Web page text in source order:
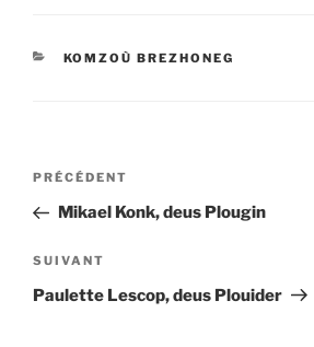
CATÉGORIES
KOMZOÙ BREZHONEG
Navigation
l’article
Article
précédent
PRÉCÉDENT
Mikael Konk, deus Plougin
Article
suivant
SUIVANT
Paulette Lescop, deus Plouider